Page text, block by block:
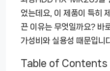
었는데요, 이 제품이 특히
끈 이유는 무엇일까요? 바
가성비와 실용성 때문입니
Table of Contents